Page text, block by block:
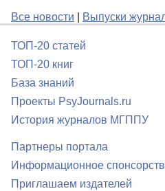
Все новости Выпуски
ТОП-20 статей
ТОП-20 книг
База знаний
Проекты PsyJournals.ru
История журналов МГППУ
Партнеры портала
Информационное
Приглашаем издателей